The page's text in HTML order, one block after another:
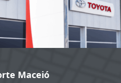
Maceió